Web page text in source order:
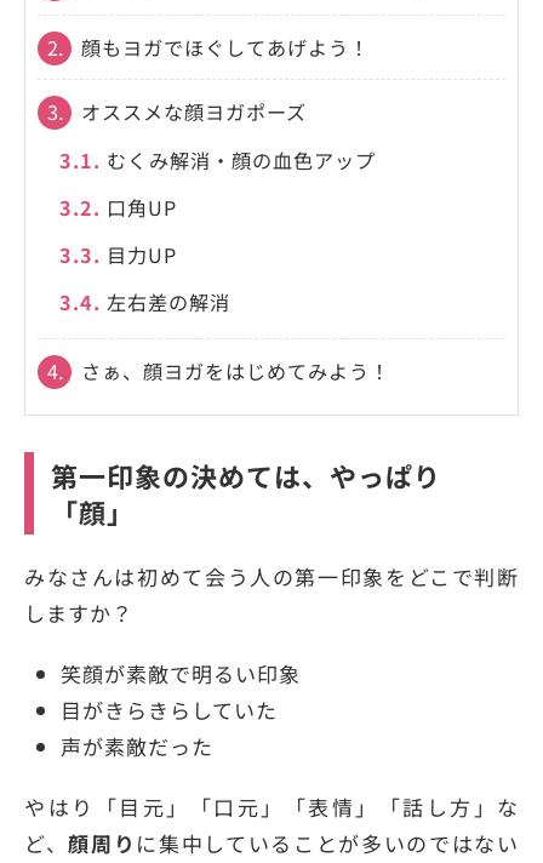
2. 顔もヨガでほぐしてあげよう！
3.
オススメな顔ヨガポーズ
3.1. むくみ解消・顔の血色アップ
3.2. 口角UP
3.3. 目力UP
3.4. 左右差の解消
4. さぁ、顔ヨガをはじめてみよう！
第一印象の決めては、やっぱり
「顔」
みなさんは初めて会う人の第一印象をどこで判断
しますか？
笑顔が素敵で明るい印象
目がきらきらしていた
声が素敵だった
やはり「目元」「口元」「表情」「話し方」な
ど、顔周り に集中していることが多いのではない